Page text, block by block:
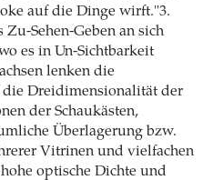
auf die Dinge wirft."3.
Zu-Sehen-Geben an sich
es in Un-Sichtbarkeit
lenken die
Dreidimensionalität der
der Schaukästen,
Überlagerung bzw.
Vitrinen und vielfachen
optische Dichte und